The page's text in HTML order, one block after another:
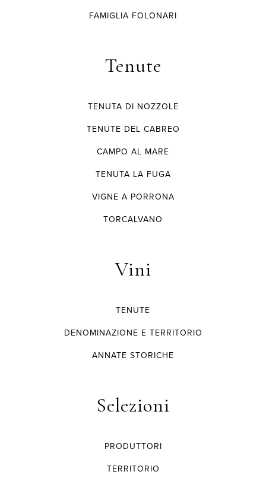
FAMIGLIA FOLONARI
Tenute
TENUTA DI NOZZOLE
TENUTE DEL CABREO
CAMPO AL MARE
TENUTA LA FUGA
VIGNE A PORRONA
TORCALVANO
Vini
TENUTE
DENOMINAZIONE E TERRITORIO
ANNATE STORICHE
Selezioni
PRODUTTORI
TERRITORIO